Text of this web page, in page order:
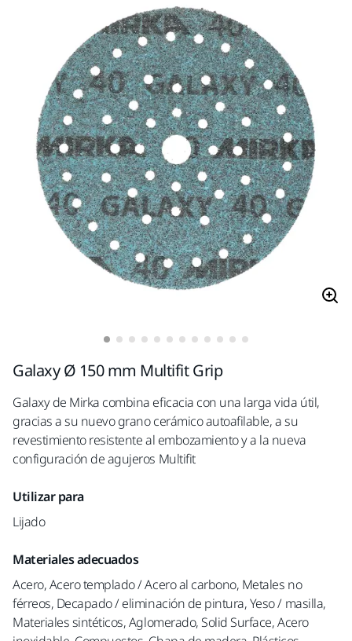
Galaxy Ø 150 mm Multifit Grip
Galaxy de Mirka combina eficacia con una larga vida útil,
gracias a su nuevo grano cerámico autoafilable, a su
revestimiento resistente al embozamiento y a la nueva
configuración de agujeros Multifit
Utilizar para
Lijado
Materiales adecuados
Acero, Acero templado / Acero al carbono, Metales no
férreos, Decapado / eliminación de pintura, Yeso / masilla,
Materiales sintéticos, Aglomerado, Solid Surface, Acero